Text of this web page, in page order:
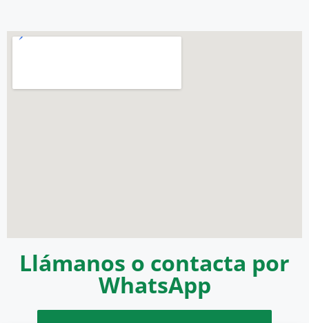
Llámanos o contacta por
WhatsApp